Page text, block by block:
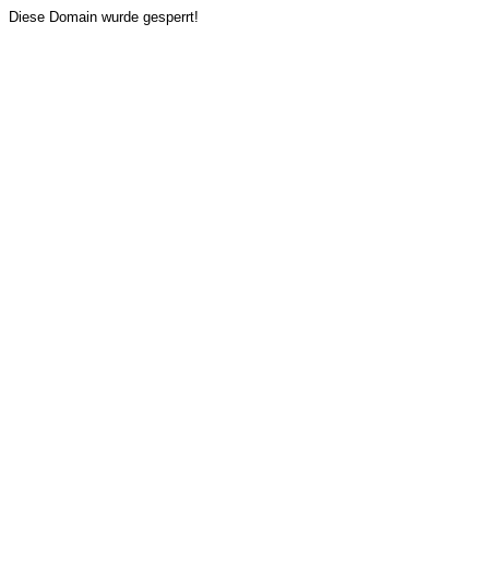
Diese Domain wurde gesperrt!